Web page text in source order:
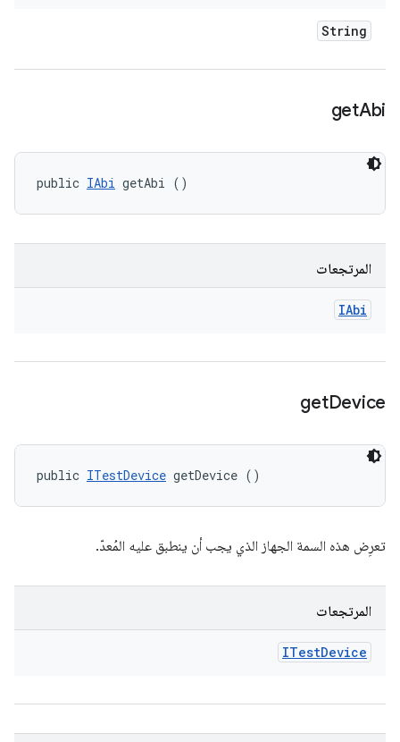
String
getAbi
public IAbi getAbi ()
المرتجعات
IAbi
getDevice
public ITestDevice getDevice ()
تعرِض هذه السمة الجهاز الذي يجب أن ينطبق عليه المُعدّ.
المرتجعات
ITestDevice